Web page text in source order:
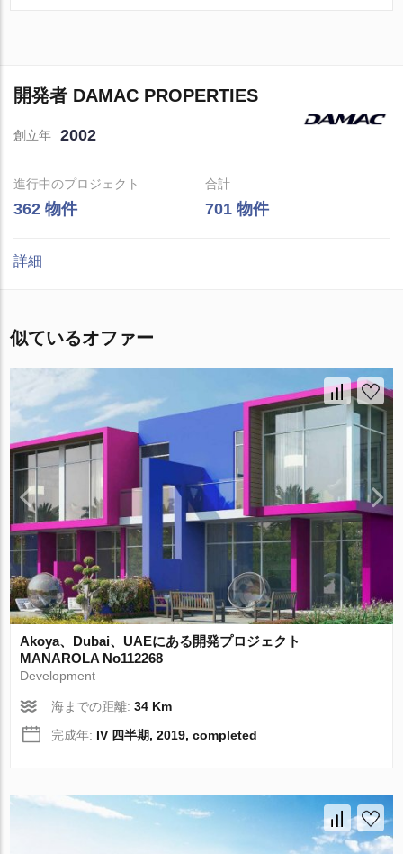
開発者 DAMAC PROPERTIES
創立年 2002
進行中のプロジェクト
362 物件
合計
701 物件
詳細
似ているオファー
Akoya、Dubai、UAEにある開発プロジェクト
MANAROLA No112268
Development
海までの距離:34 Km
完成年: IV 四半期, 2019, completed